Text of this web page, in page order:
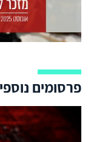
פרסומים